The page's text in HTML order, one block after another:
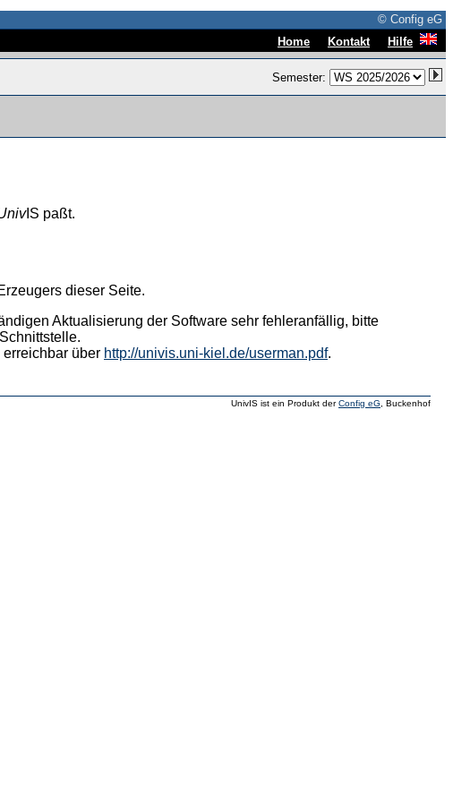
© Config eG
Home Kontakt Hilfe
Semester:
IS paßt.
dieser Seite.
Aktualisierung der Software sehr fehleranfällig, bitte
über http://univis.uni-kiel.de/userman.pdf.
UnivIS ist ein Produkt derConfig eG , Buckenhof